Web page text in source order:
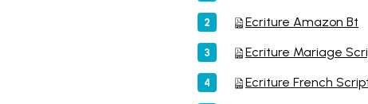
Ecriture Amazon Bt
Ecriture Mariage
Ecriture French